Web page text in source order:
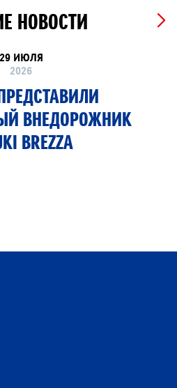
НОВОСТИ
29 ИЮЛЯ
2026
ВНЕДОРОЖНИК
BREZZA